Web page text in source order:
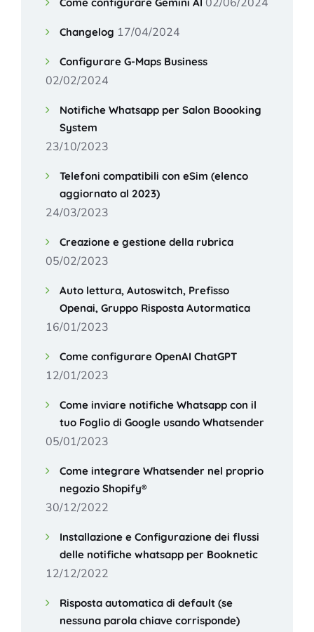
Changelog 17/04/2024
Configurare G-Maps Business
02/02/2024
Notifiche Whatsapp per Salon Boooking
System
23/10/2023
Telefoni compatibili con eSim (elenco
aggiornato al 2023)
24/03/2023
Creazione e gestione della rubrica
05/02/2023
Auto lettura, Autoswitch, Prefisso
Openai, Gruppo Risposta Autormatica
16/01/2023
Come configurare OpenAI ChatGPT
12/01/2023
Come inviare notifiche Whatsapp con il
tuo Foglio di Google usando Whatsender
05/01/2023
Come integrare Whatsender nel proprio
negozio Shopify®
30/12/2022
Installazione e Configurazione dei flussi
delle notifiche whatsapp per Booknetic
12/12/2022
Risposta automatica di default (se
nessuna parola chiave corrisponde)